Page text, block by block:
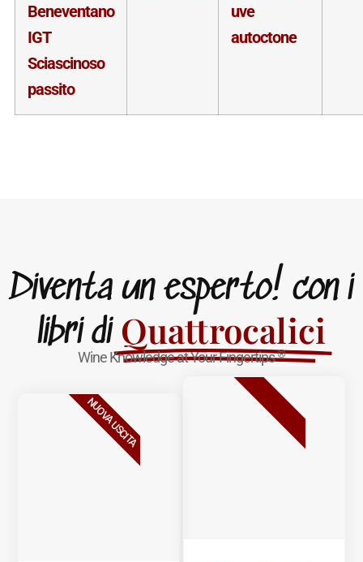
Beneventano
IGT
Sciascinoso
passito
uve
autoctone
Diventa un esperto! con i
libri di Quattrocalici
Wine Knowledge at Your Fingertips®
NUOVA USCITA BESTSELLER